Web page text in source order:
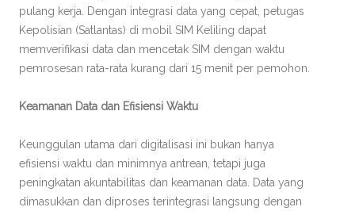
pulang kerja. Dengan integrasi data yang cepat, petugas
Kepolisian (Satlantas) di mobil SIM Keliling dapat
memverifikasi data dan mencetak SIM dengan waktu
pemrosesan rata-rata kurang dari 15 menit per pemohon.
Keamanan Data dan Efisiensi Waktu
Keunggulan utama dari digitalisasi ini bukan hanya
efisiensi waktu dan minimnya antrean, tetapi juga
peningkatan akuntabilitas dan keamanan data. Data yang
dimasukkan dan diproses terintegrasi langsung dengan